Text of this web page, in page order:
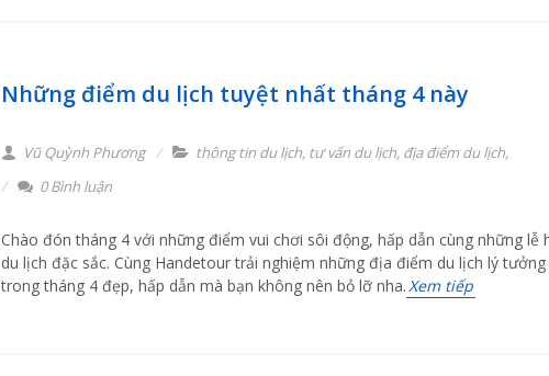
Những điểm du lịch tuyệt nhất tháng 4 này
Vũ Quỳnh Phương thông tin du lịch, tư vấn du lịch, địa điểm du lịch,
0 Bình luận
Chào đón tháng 4 với những điểm vui chơi sôi động, hấp dẫn cùng những lễ
du lịch đặc sắc. Cùng Handetour trải nghiệm những địa điểm du lịch lý tưởng
trong tháng 4 đẹp, hấp dẫn mà bạn không nên bỏ lỡ nha.Xem tiếp